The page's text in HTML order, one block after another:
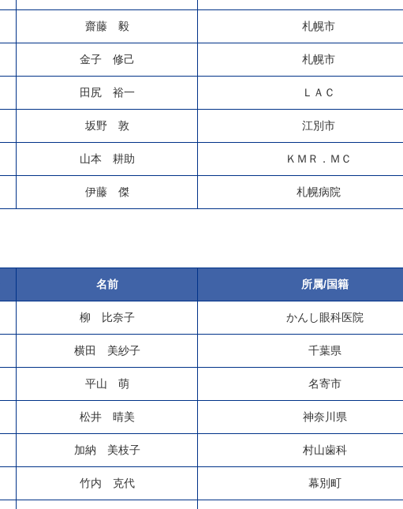
齋藤 毅 札幌市
金子 修己 札幌市
田尻 裕一 ＬＡＣ
坂野 敦 江別市
山本 耕助 ＫＭＲ．ＭＣ
伊藤 傑 札幌病院
名前 所属/国籍
柳 比奈子 かんし眼科医院
横田 美紗子 千葉県
平山 萌 名寄市
松井 晴美 神奈川県
加納 美枝子 村山歯科
竹内 克代 幕別町